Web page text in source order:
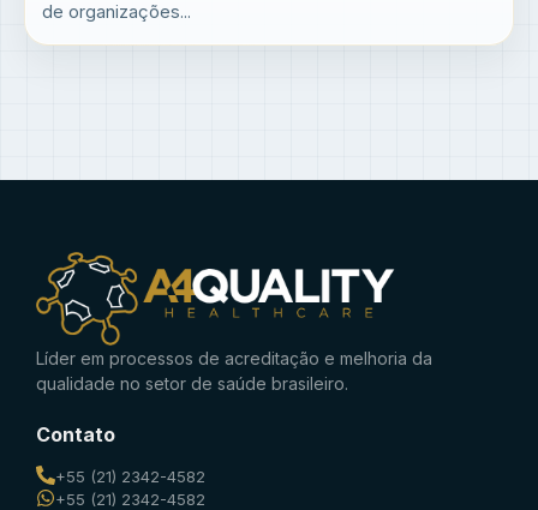
de organizações...
Líder em processos de acreditação e melhoria da
qualidade no setor de saúde brasileiro.
Contato
+55 (21) 2342-4582
+55 (21) 2342-4582